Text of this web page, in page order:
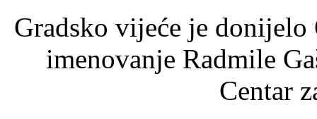
Gradsko vijeće je
imenovanje Radmile
Centar